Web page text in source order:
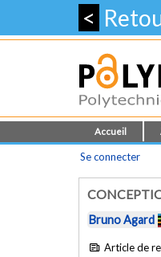
<
Accueil
Se connecter
Bruno Agard
Article de